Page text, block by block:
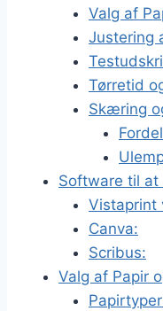
Valg af
Justering
Tørretid
Skæring
Software til at
Vistaprint
Canva:
Scribus:
Valg af Papir